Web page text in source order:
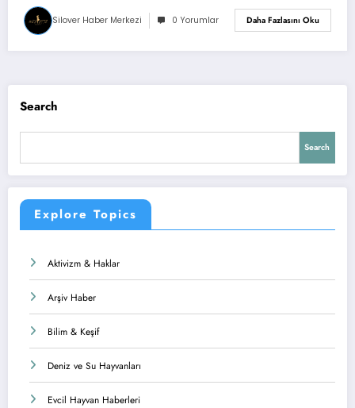
Silover Haber Merkezi 0 Yorumlar Daha Fazlasını Oku
Search
Search
Explore Topics
Aktivizm & Haklar
Arşiv Haber
Bilim & Keşif
Deniz ve Su Hayvanları
Evcil Hayvan Haberleri